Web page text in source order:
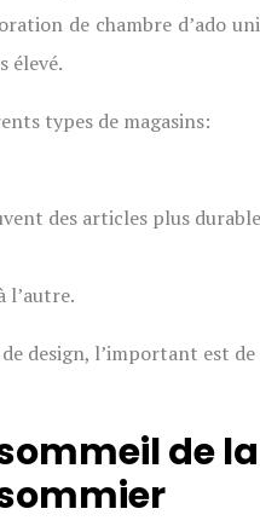
de chambre d’ado
élevé.
types de magasins:
des articles plus
l’autre.
design, l’important est
de